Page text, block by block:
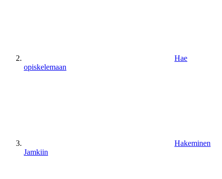
Hae
opiskelemaan
Hakeminen
Jamkiin